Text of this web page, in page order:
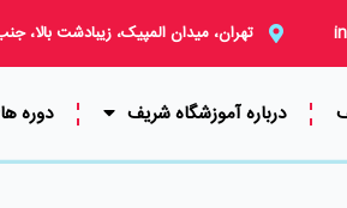
تهران، میدان المپیک، زیبادشت بالا،
درباره آموزشگاه شریف دوره